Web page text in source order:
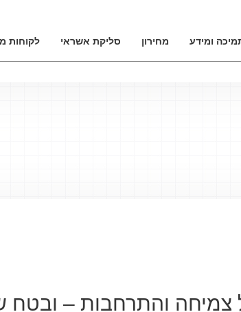
ומידע מחירון סליקת אשראי לקוחות